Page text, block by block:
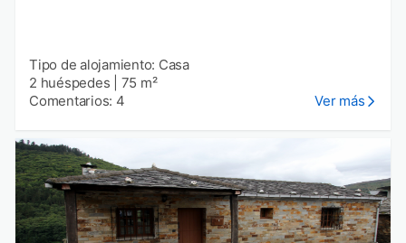
Tipo de alojamiento: Casa
2 huéspedes
75 m²
Comentarios: 4
Ver más